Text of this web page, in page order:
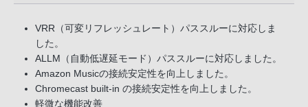
VRR（可変リフレッシュレート）パススルーに対応しま
した。
ALLM（自動低遅延モード）パススルーに対応しました。
Amazon Musicの接続安定性を向上しました。
Chromecast built-in の接続安定性を向上しました。
軽微な機能改善